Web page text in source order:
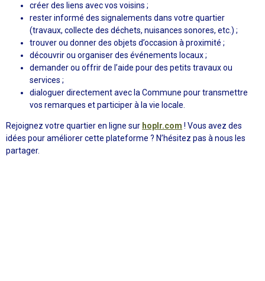
créer des liens avec vos voisins ;
rester informé des signalements dans votre quartier
(travaux, collecte des déchets, nuisances sonores, etc.) ;
trouver ou donner des objets d’occasion à proximité ;
découvrir ou organiser des événements locaux ;
demander ou offrir de l’aide pour des petits travaux ou
services ;
dialoguer directement avec la Commune pour transmettre
vos remarques et participer à la vie locale.
Rejoignez votre quartier en ligne sur hoplr.com ! Vous avez des
idées pour améliorer cette plateforme ? N’hésitez pas à nous les
partager.